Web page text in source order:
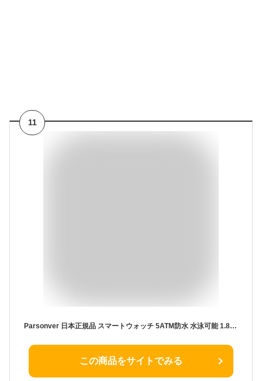
11
Parsonver 日本正規品 スマートウォッチ 5ATM防水 水泳可能 1.8インチ大画面 iPhone/アンドロイド対応 睡眠モニリング 心拍数 100+種類運動モード 活動量計 腕時計 smart watch 歩数計 消費カロリー計 着信＆メッセージ通知 DIY文字盤 連続駆動10日間 日本語説明書付き 2025新登場
この商品をサイトでみる